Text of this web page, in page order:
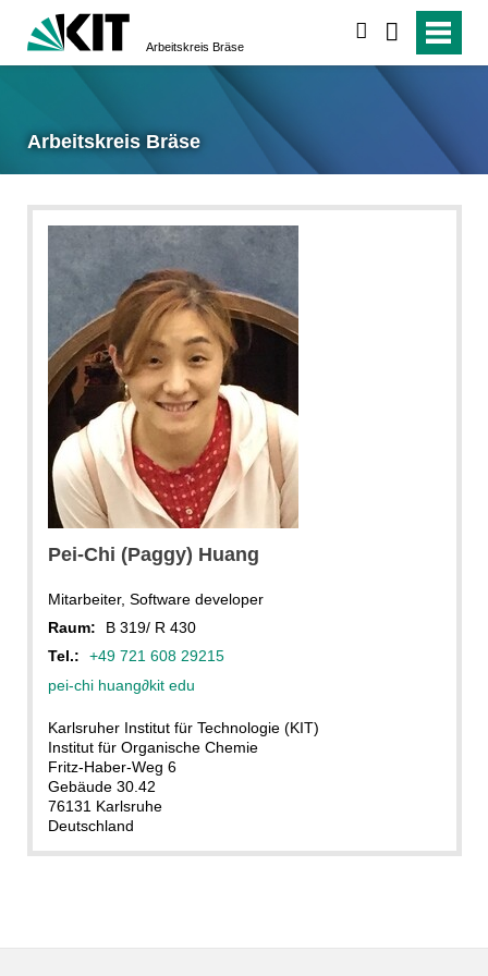
Arbeitskreis Bräse
Arbeitskreis Bräse
Pei-Chi (Paggy) Huang
Mitarbeiter, Software developer
Raum:
B 319/ R 430
Tel.:
+49 721 608 29215
pei-chi huang∂kit edu
Karlsruher Institut für Technologie (KIT)
Institut für Organische Chemie
Fritz-Haber-Weg 6
Gebäude 30.42
76131 Karlsruhe
Deutschland